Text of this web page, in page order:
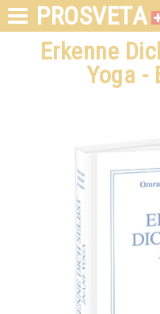
PROSVETA
Erkenne
Yoga -